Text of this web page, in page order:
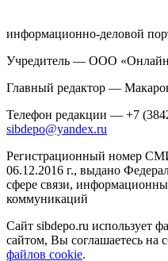
информационно-деловой
Учредитель — ООО
Главный редактор —
Телефон редакции — +7
sibdepo@yandex.ru
Регистрационный номер
06.12.2016 г., выдано
сфере связи,
коммуникаций
Сайт sibdepo.ru использует
сайтом, Вы соглашаетесь
файлов cookie.